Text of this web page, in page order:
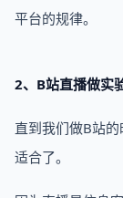
平台的规律。
2、B站直播做实
直到我们做B站
适合了。